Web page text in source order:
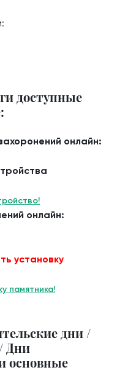
доступные
онлайн:
онлайн:
установку
памятника!
дни /
Дни
основные